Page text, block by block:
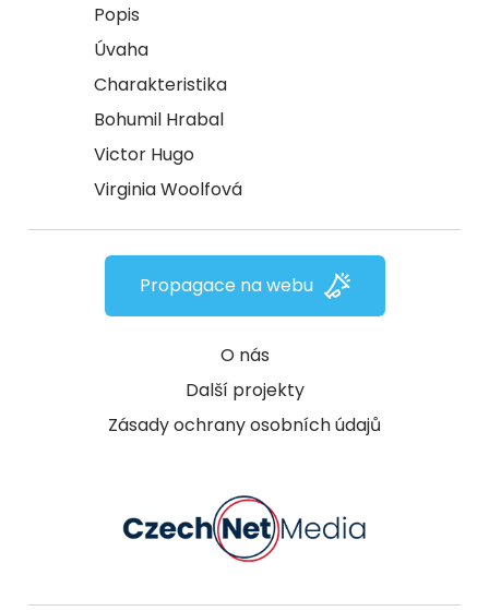
Popis
Úvaha
Charakteristika
Bohumil Hrabal
Victor Hugo
Virginia Woolfová
O nás
Další projekty
Zásady ochrany osobních údajů
Propagace na webu